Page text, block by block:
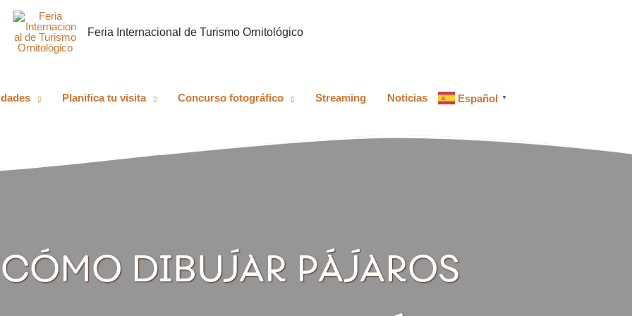
Feria Internacional de Turismo Ornitológico
Planifica tu visita Concurso fotográfico Streaming Noticias Español ▼
DIBUJAR PÁJAROS